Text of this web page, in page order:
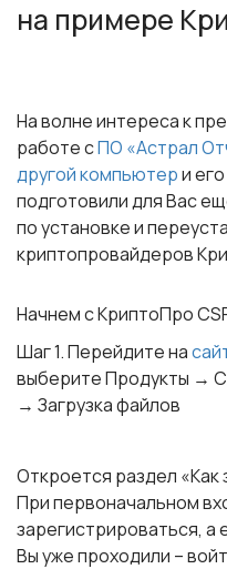
на примере
На волне интереса к
работе сПО «Астрал
другой компьютери его
подготовили для Вас
по установке и
криптопровайдеров
Начнем сКриптоПро
Шаг 1. Перейдите на
выберите Продукты →
→ Загрузка файлов
Откроется раздел «Как
При первоначальном
зарегистрироваться, а
Вы уже проходили –